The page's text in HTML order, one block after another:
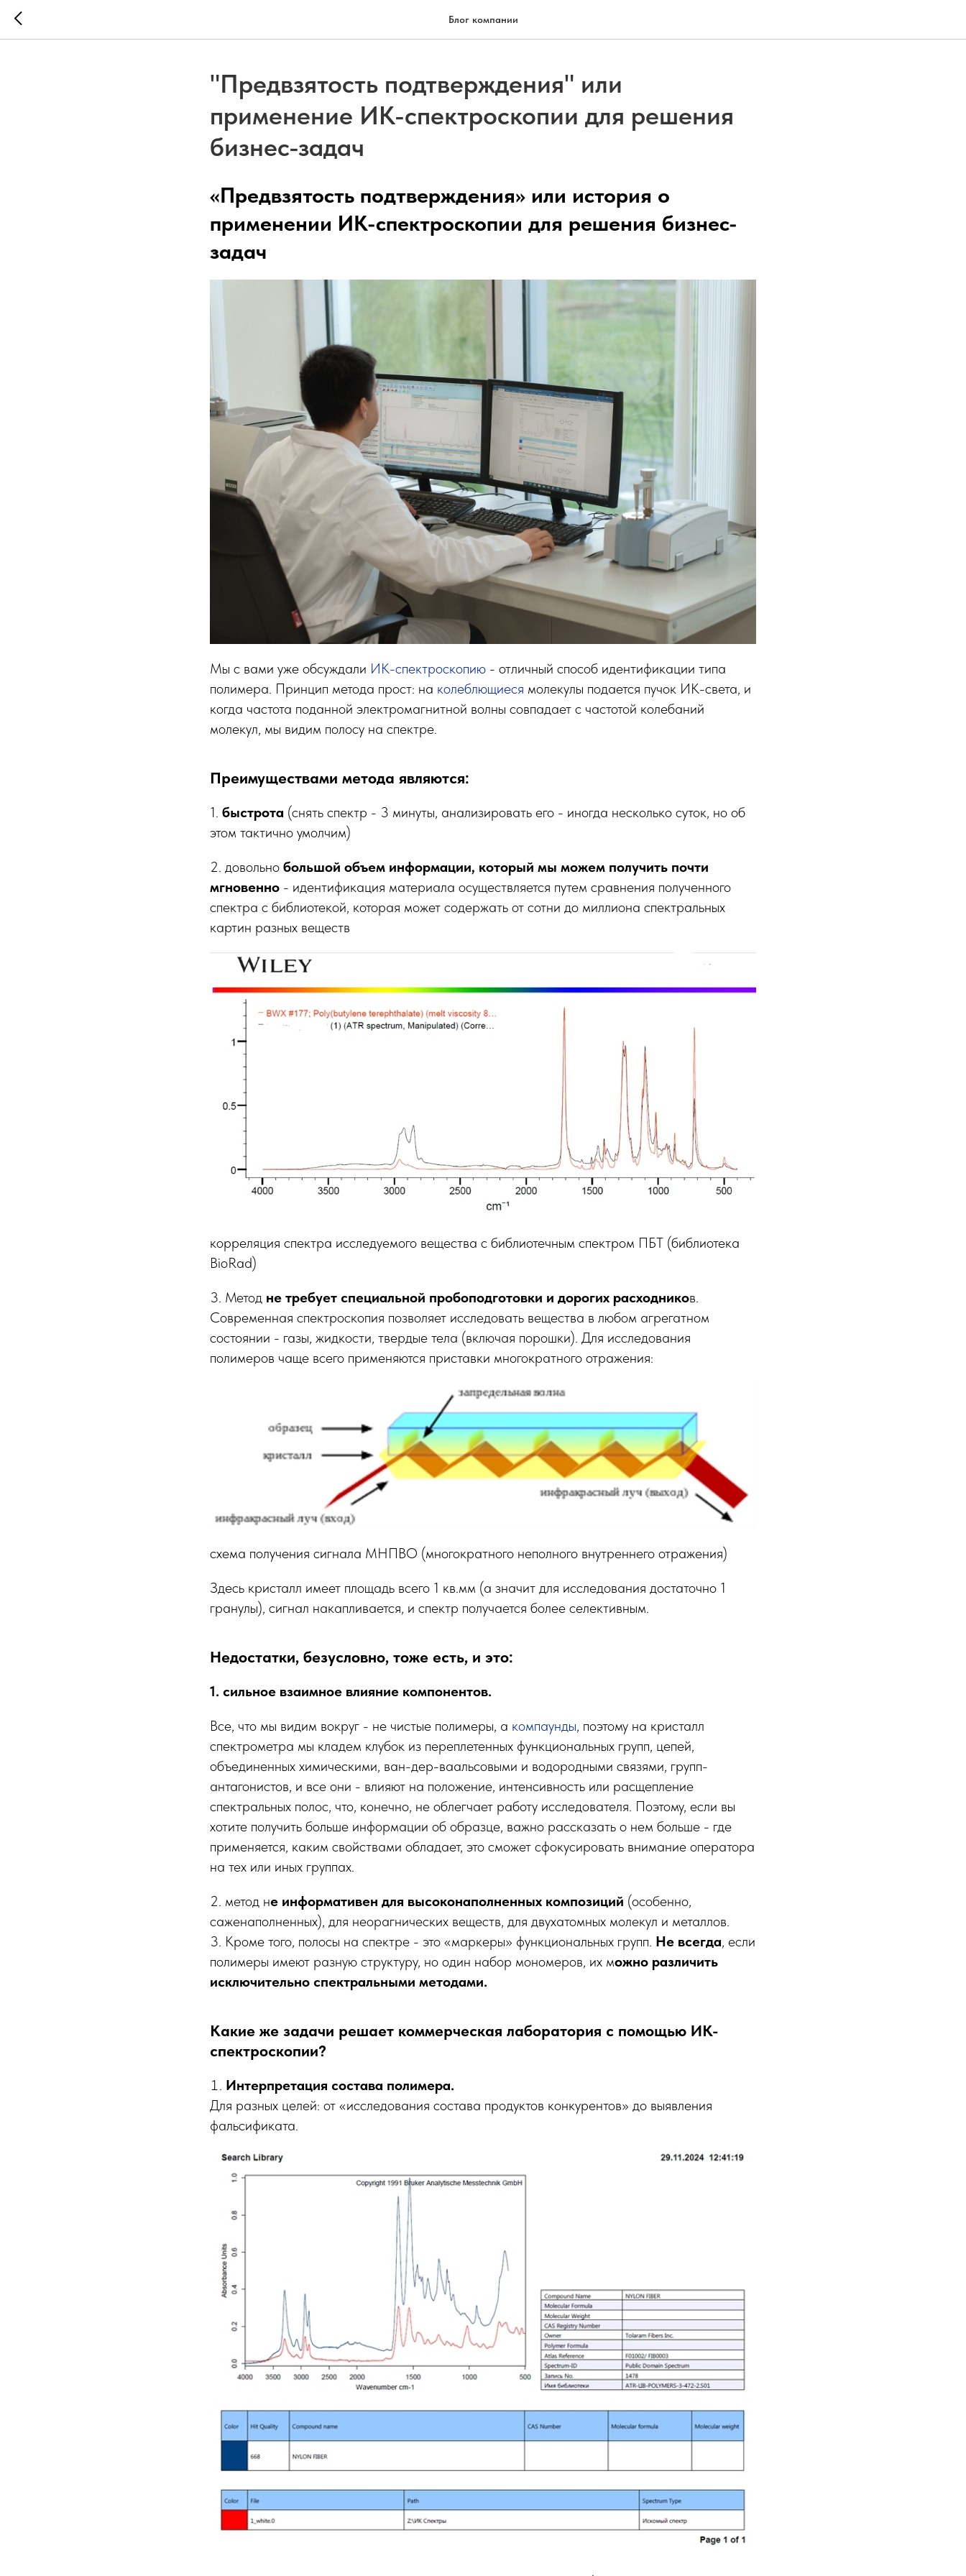
Блог компании
"Предвзятость подтверждения" или
применение ИК-спектроскопии для решения
бизнес-задач
«Предвзятость подтверждения» или история о
применении ИК-спектроскопии для решения бизнес-
задач
Мы с вами уже обсуждали ИК-спектроскопию - отличный способ идентификации типа
полимера. Принцип метода прост: на колеблющиеся молекулы подается пучок ИК-света, и
когда частота поданной электромагнитной волны совпадает с частотой колебаний
молекул, мы видим полосу на спектре.
Преимуществами метода являются:
1. быстрота (снять спектр - 3 минуты, анализировать его - иногда несколько суток, но об
этом тактично умолчим)
2. довольно большой объем информации, который мы можем получить почти
мгновенно - идентификация материала осуществляется путем сравнения полученного
спектра с библиотекой, которая может содержать от сотни до миллиона спектральных
картин разных веществ
корреляция спектра исследуемого вещества с библиотечным спектром ПБТ (библиотека
BioRad)
3. Метод не требует специальной пробоподготовки и дорогих расходников.
Современная спектроскопия позволяет исследовать вещества в любом агрегатном
состоянии - газы, жидкости, твердые тела (включая порошки). Для исследования
полимеров чаще всего применяются приставки многократного отражения:
схема получения сигнала МНПВО (многократного неполного внутреннего отражения)
Здесь кристалл имеет площадь всего 1 кв.мм (а значит для исследования достаточно 1
гранулы), сигнал накапливается, и спектр получается более селективным.
Недостатки, безусловно, тоже есть, и это:
1. сильное взаимное влияние компонентов.
Все, что мы видим вокруг - не чистые полимеры, а компаунды, поэтому на кристалл
спектрометра мы кладем клубок из переплетенных функциональных групп, цепей,
объединенных химическими, ван-дер-ваальсовыми и водородными связями, групп-
антагонистов, и все они - влияют на положение, интенсивность или расщепление
спектральных полос, что, конечно, не облегчает работу исследователя. Поэтому, если вы
хотите получить больше информации об образце, важно рассказать о нем больше - где
применяется, каким свойствами обладает, это сможет сфокусировать внимание оператора
на тех или иных группах.
2. метод не информативен для высоконаполненных композиций (особенно,
саженаполненных), для неорагнических веществ, для двухатомных молекул и металлов.
3. Кроме того, полосы на спектре - это «маркеры» функциональных групп. Не всегда, если
полимеры имеют разную структуру, но один набор мономеров, их можно различить
исключительно спектральными методами.
Какие же задачи решает коммерческая лаборатория с помощью ИК-
спектроскопии?
Интерпретация состава полимера.
Для разных целей: от «исследования состава продуктов конкурентов» до выявления
фальсификата.